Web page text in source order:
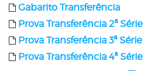
Gabarito Transferência
Prova Transferência 2ª Série
Prova Transferência 3ª Série
Prova Transferência 4ª Série